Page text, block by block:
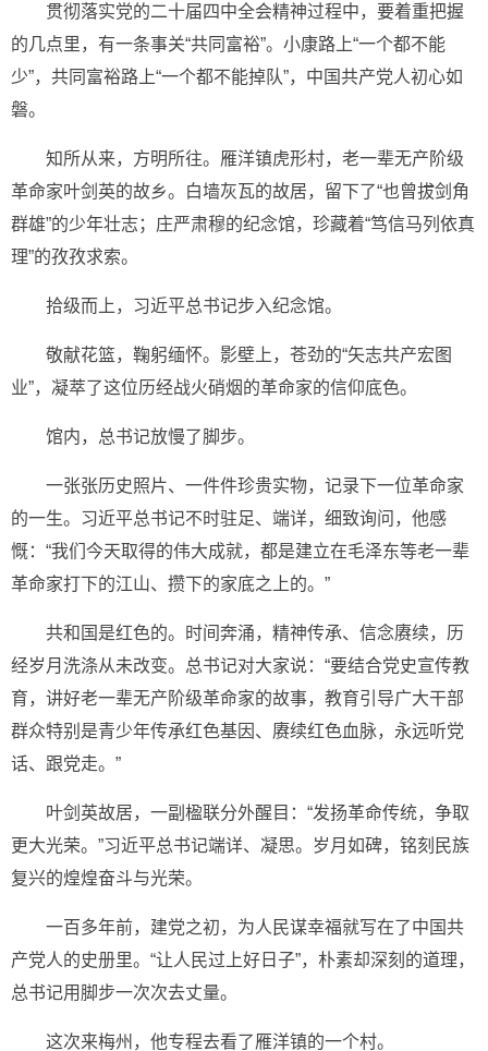
贯彻落实党的二十届四中全会精神过程中，要着重把握
的几点里，有一条事关“共同富裕”。小康路上“一个都不能
少”，共同富裕路上“一个都不能掉队”，中国共产党人初心如
磐。
知所从来，方明所往。雁洋镇虎形村，老一辈无产阶级
革命家叶剑英的故乡。白墙灰瓦的故居，留下了“也曾拔剑角
群雄”的少年壮志；庄严肃穆的纪念馆，珍藏着“笃信马列依真
理”的孜孜求索。
拾级而上，习近平总书记步入纪念馆。
敬献花篮，鞠躬缅怀。影壁上，苍劲的“矢志共产宏图
业”，凝萃了这位历经战火硝烟的革命家的信仰底色。
馆内，总书记放慢了脚步。
一张张历史照片、一件件珍贵实物，记录下一位革命家
的一生。习近平总书记不时驻足、端详，细致询问，他感
慨：“我们今天取得的伟大成就，都是建立在毛泽东等老一辈
革命家打下的江山、攒下的家底之上的。”
共和国是红色的。时间奔涌，精神传承、信念赓续，历
经岁月洗涤从未改变。总书记对大家说：“要结合党史宣传教
育，讲好老一辈无产阶级革命家的故事，教育引导广大干部
群众特别是青少年传承红色基因、赓续红色血脉，永远听党
话、跟党走。”
叶剑英故居，一副楹联分外醒目：“发扬革命传统，争取
更大光荣。”习近平总书记端详、凝思。岁月如碑，铭刻民族
复兴的煌煌奋斗与光荣。
一百多年前，建党之初，为人民谋幸福就写在了中国共
产党人的史册里。“让人民过上好日子”，朴素却深刻的道理，
总书记用脚步一次次去丈量。
这次来梅州，他专程去看了雁洋镇的一个村。